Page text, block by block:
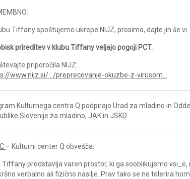
Tiffany spoštujemo ukrepe NIJZ, prosimo, dajte jih še
prireditev v klubu Tiffany veljajo pogoji PCT.
priporočila NIJZ:
www.nijz.si/…/preprecevanje-okuzbe-z-virusom…
Kulturnega centra Q podpirajo Urad za mladino in
Slovenije za mladino, JAK in JSKD.
– Kulturni center Q obvešča:
Tiffany predstavlja varen prostor, ki ga sooblikujemo
verbalno ali fizično nasilje. Prav tako se ne tolerira